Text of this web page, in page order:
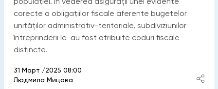
corecte a obligațiilor fiscale aferente bugetelor
unităților administrativ-teritoriale, subdiviziunilor
întreprinderii le-au fost atribuite coduri fiscale
distincte.
31 Март /2025 08:00
Людмила Мицова